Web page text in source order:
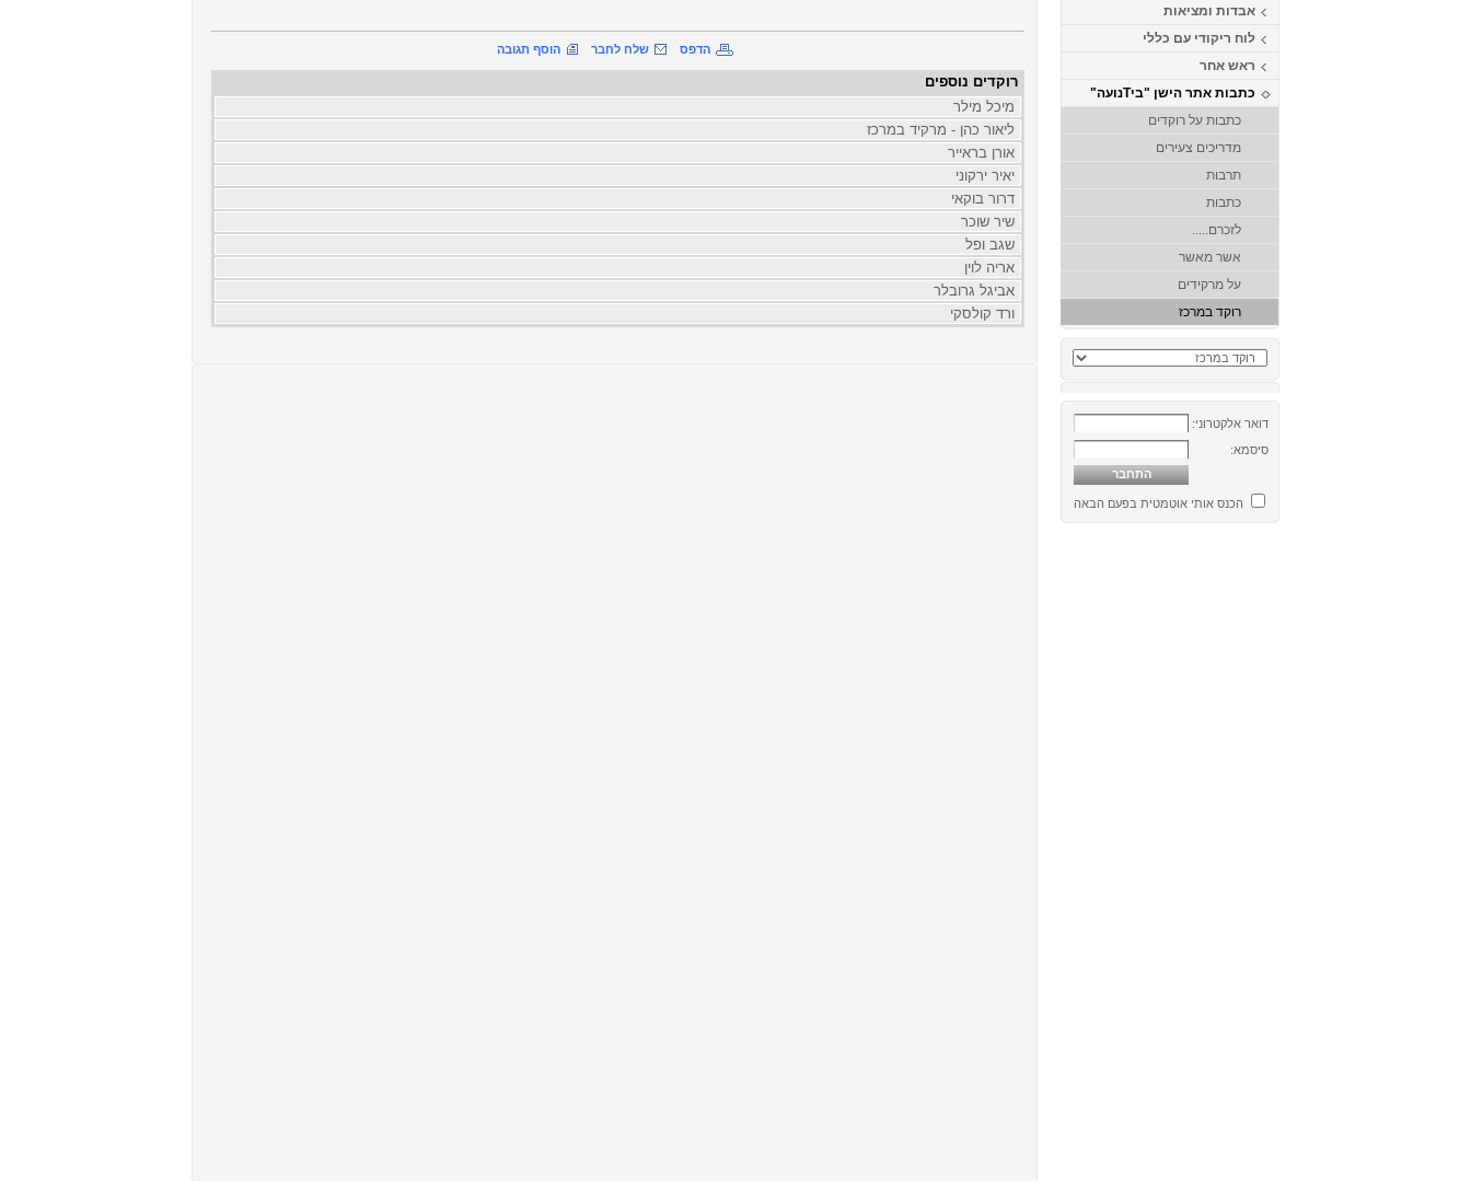
אבדות ומציאות
לוח ריקודי עם כללי
ראש אחר
כתבות אתר הישן "ביTנועה"
כתבות על רוקדים
מדריכים צעירים
תרבות
כתבות
לזכרם.....
אשר מאשר
על מרקידים
רוקד במרכז
דואר אלקטרוני:
סיסמא:
הכנס אותי אוטמטית בפעם הבאה
הדפס שלח לחבר הוסף תגובה
רוקדים נוספים
מיכל מילר
ליאור כהן - מרקיד במרכז
אורן בראייר
יאיר ירקוני
דרור בוקאי
שיר שוכר
שגב ופל
אריה לוין
אביגל גרובלר
ורד קולסקי